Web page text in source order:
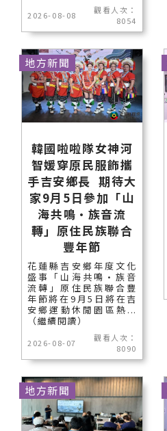
2026-08-08
觀看人次：
8054
韓國啦啦隊女神河
智媛穿原民服飾攜
手吉安鄉長 期待大
家9月5日參加「山
海共鳴•族音流
轉」原住民族聯合
豐年節
花蓮縣吉安鄉年度文化
盛事「山海共鳴•族音
流轉」原住民族聯合豐
年節將在9月5日將在吉
安鄉運動休閒園區熱...
（繼續閱讀）
2026-08-07
觀看人次：
8090
地方新聞
地方新聞